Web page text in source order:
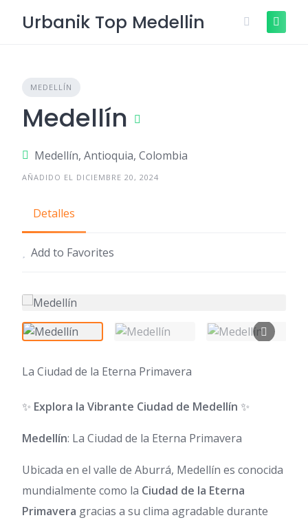
Urbanik Top Medellin
MEDELLÍN
Medellín
Medellín, Antioquia, Colombia
AÑADIDO EL DICIEMBRE 20, 2024
Detalles
Add to Favorites
La Ciudad de la Eterna Primavera
✨ Explora la Vibrante Ciudad de Medellín ✨
Medellín: La Ciudad de la Eterna Primavera
Ubicada en el valle de Aburrá, Medellín es conocida
mundialmente como la Ciudad de la Eterna
Primavera gracias a su clima agradable durante